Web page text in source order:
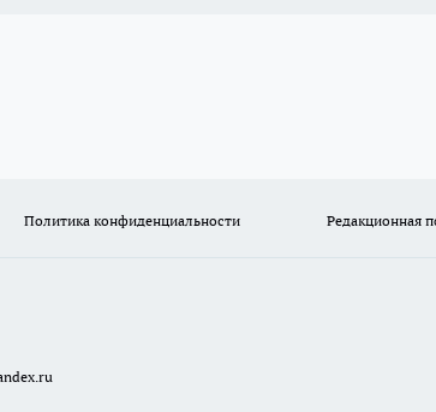
Политика конфиденциальности Редакционная